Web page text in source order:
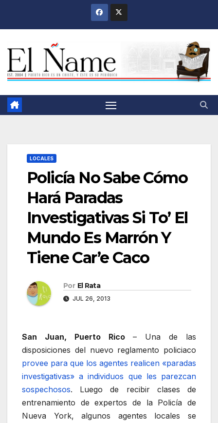
LOCALES
Policía No Sabe Cómo
Hará Paradas
Investigativas Si To’ El
Mundo Es Marrón Y
Tiene Car’e Caco
Por El Rata
JUL 26, 2013
San Juan, Puerto Rico– Una de las
disposiciones del nuevo reglamento policiaco
provee para que los agentes realicen «paradas
investigativas» a individuos que les parezcan
sospechosos. Luego de recibir clases de
entrenamiento de expertos de la Policía de
Nueva York, algunos agentes locales se